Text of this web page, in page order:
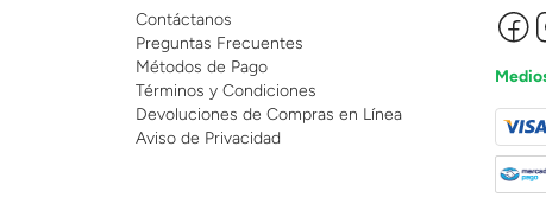
Contáctanos
Preguntas Frecuentes
Métodos de Pago
Términos y Condiciones
Devoluciones de Compras en Línea
Aviso de Privacidad